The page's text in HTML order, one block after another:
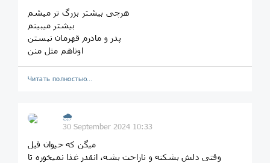
هرچی بیشتر بزرگ تر میشم
بیشتر میبینم
پدر و مادرم قهرمان نیستن
اوناهم مثل منن
Читать полностью…
🌧
30 September 2024 10:33
میگن که حیوان فیل
وقتی دلش بشکنه و ناراحت بشه، انقدر غذا نمیخوره تا